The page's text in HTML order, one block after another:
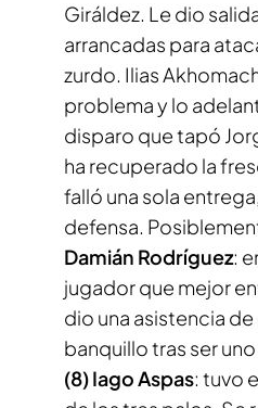
Giráldez. Le dio
arrancadas para
zurdo. Ilias
problema y lo
disparo que tapó
ha recuperado la
falló una sola
defensa.
Damián Rodríguez:
jugador que mejor
dio una asistencia de
banquillo tras ser
(8) Iago Aspas: tuvo